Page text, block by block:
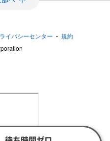
イバシーセンター - 規約